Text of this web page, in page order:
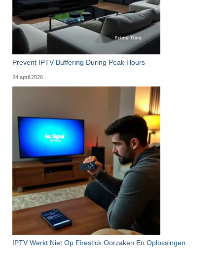
Prevent IPTV Buffering During Peak Hours
24 april 2026
IPTV Werkt Niet Op Firestick Oorzaken En Oplossingen